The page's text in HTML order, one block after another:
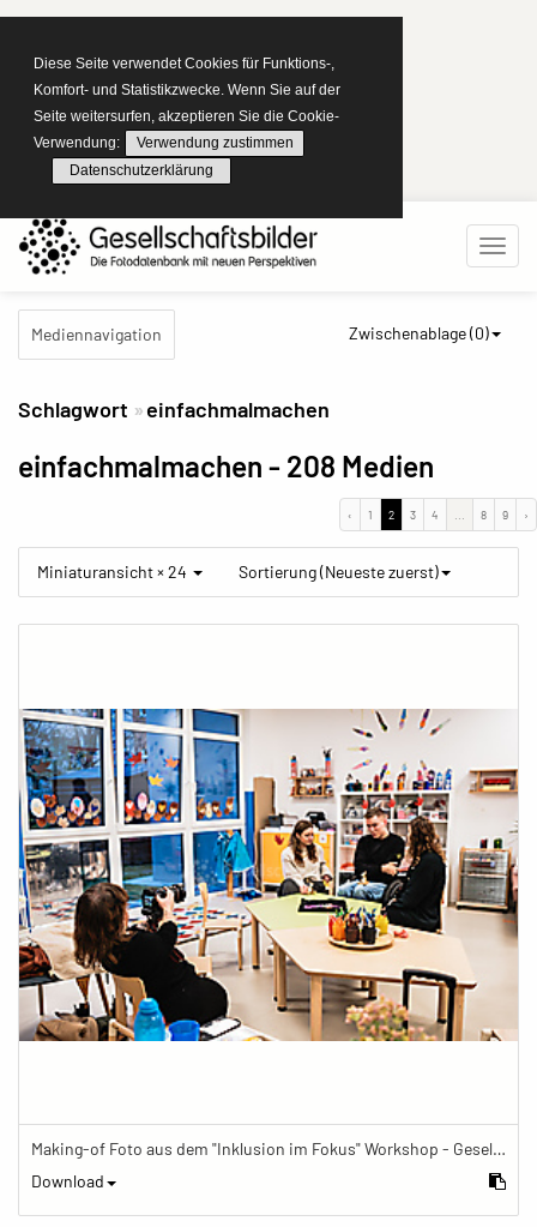
Diese Seite verwendet Cookies für Funktions-,
Komfort- und Statistikzwecke. Wenn Sie auf der
Seite weitersurfen, akzeptieren Sie die Cookie-
Verwendung:
Verwendung zustimmen
Datenschutzerklärung
Mediennavigation Zwischenablage (0)
Schlagwort einfachmalmachen
einfachmalmachen - 208 Medien
‹ 1 2 3 4 8 9 ›
Miniaturansicht × 24 Sortierung (Neueste zuerst)
Making-of Foto aus dem "Inklusion im Fokus" Workshop - Gesellschaftsbilder.de Fotoworkshop „Inklusion im Fokus“ beim Känguru Leipzig
Download